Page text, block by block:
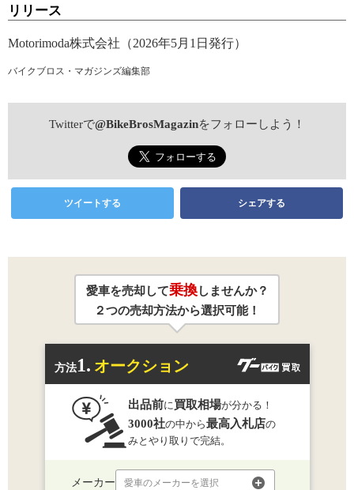
リリース
Motorimoda株式会社（2026年5月1日発行）
バイクブロス・マガジンズ編集部
Twitterで@BikeBrosMagazinをフォローしよう！
ツイートする シェアする
愛車を売却して乗換しませんか？
２つの売却方法から選択可能！
方法1. オークション
出品前に 買取相場が分かる！
3000社の中から最高入札店の
みとやり取りで完結。
メーカー 愛車のメーカーを選択